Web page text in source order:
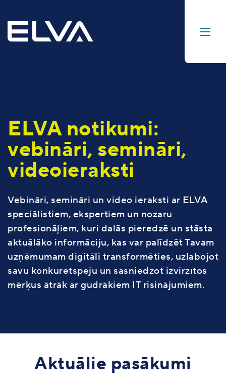
ELVA notikumi:
vebināri, semināri,
videoieraksti
Vebināri, semināri un video ieraksti ar ELVA
speciālistiem, ekspertiem un nozaru
profesionāļiem, kuri dalās pieredzē un stāsta
aktuālāko informāciju, kas var palīdzēt Tavam
uzņēmumam digitāli transformēties, uzlabojot
savu konkurētspēju un sasniedzot izvirzītos
mērķus ātrāk ar gudrākiem IT risinājumiem.
Aktuālie pasākumi